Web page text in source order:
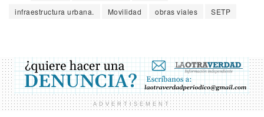
infraestructura urbana.
Movilidad obras viales SETP
ADVERTISEMENT